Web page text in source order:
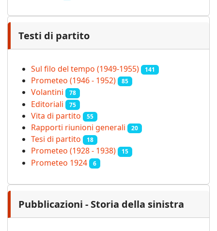
Testi di partito
Sul filo del tempo (1949-1955) 141
Prometeo (1946 - 1952) 85
Volantini 78
Editoriali 75
Vita di partito 55
Rapporti riunioni generali 20
Tesi di partito 18
Prometeo (1928 - 1938) 15
Prometeo 1924 6
Pubblicazioni - Storia della sinistra